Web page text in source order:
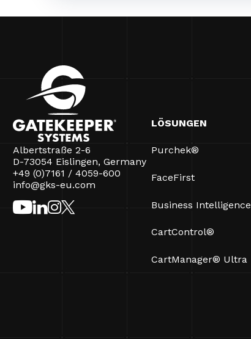
Albertstraße 2-6
D-73054 Eislingen, Germany
+49 (0)7161 / 4059-600
info@gks-eu.com
LÖSUNGEN
Purchek®
FaceFirst
Business Intelligence
CartControl®
CartManager® Ultra